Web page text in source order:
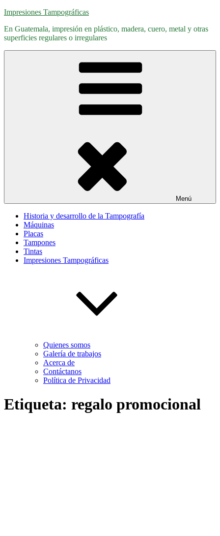
Saltar
contenido
Impresiones Tampográficas
En Guatemala, impresión en plástico, madera, cuero, metal y otras
superficies regulares o irregulares
Menú
Historia y desarrollo de la Tampografía
Máquinas
Placas
Tampones
Tintas
Impresiones Tampográficas
Quienes somos
Galería de trabajos
Acerca de
Contáctanos
Política de Privacidad
Etiqueta: regalo promocional